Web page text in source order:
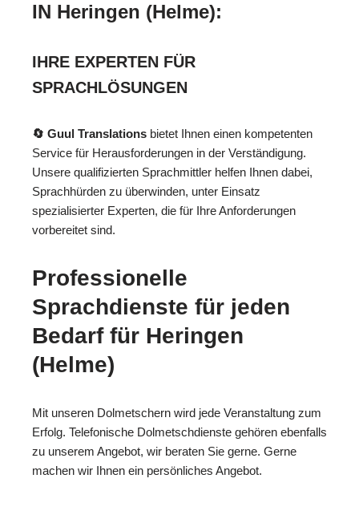
IN Heringen (Helme):
IHRE EXPERTEN FÜR
SPRACHLÖSUNGEN
🔄 Guul Translations bietet Ihnen einen kompetenten
Service für Herausforderungen in der Verständigung.
Unsere qualifizierten Sprachmittler helfen Ihnen dabei,
Sprachhürden zu überwinden, unter Einsatz
spezialisierter Experten, die für Ihre Anforderungen
vorbereitet sind.
Professionelle
Sprachdienste für jeden
Bedarf für Heringen
(Helme)
Mit unseren Dolmetschern wird jede Veranstaltung zum
Erfolg. Telefonische Dolmetschdienste gehören ebenfalls
zu unserem Angebot, wir beraten Sie gerne. Gerne
machen wir Ihnen ein persönliches Angebot.